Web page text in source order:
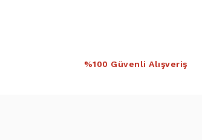
%100 Güvenli Alışveriş